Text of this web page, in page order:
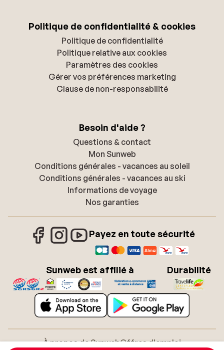
Politique de confidentialité & cookies
Politique de confidentialité
Politique relative aux cookies
Paramètres des cookies
Gérer vos préférences marketing
Clause de non-responsabilité
Besoin d'aide ?
Questions & contact
Mon Sunweb
Conditions générales - vacances au soleil
Conditions générales - vacances au ski
Informations de voyage
Nos garanties
Payez en toute sécurité
Sunweb est affilié à Durabilité
À propos de SunwebOffres d'emploi